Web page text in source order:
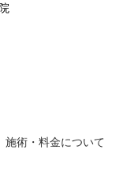
施術・料金について